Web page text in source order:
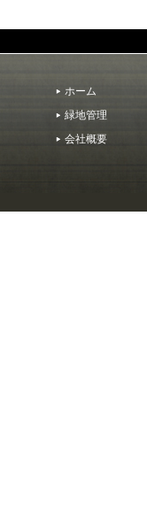
ホーム
緑地管理
会社概要